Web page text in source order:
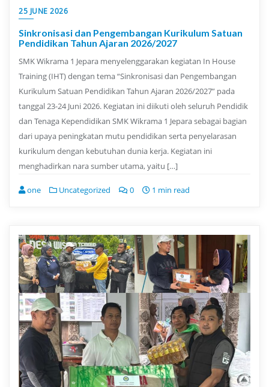
25 JUNE 2026
Sinkronisasi dan Pengembangan Kurikulum Satuan
Pendidikan Tahun Ajaran 2026/2027
SMK Wikrama 1 Jepara menyelenggarakan kegiatan In House
Training (IHT) dengan tema “Sinkronisasi dan Pengembangan
Kurikulum Satuan Pendidikan Tahun Ajaran 2026/2027” pada
tanggal 23-24 Juni 2026. Kegiatan ini diikuti oleh seluruh Pendidik
dan Tenaga Kependidikan SMK Wikrama 1 Jepara sebagai bagian
dari upaya peningkatan mutu pendidikan serta penyelarasan
kurikulum dengan kebutuhan dunia kerja. Kegiatan ini
menghadirkan nara sumber utama, yaitu […]
one Uncategorized 0 1 min read